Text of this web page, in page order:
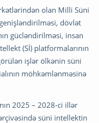
olan Milli Süni
dövlət
gücləndirilməsi, insan
(Sİ) platformalarının
işlər ölkənin süni
möhkəmlənməsinə
2025 – 2028-ci illər
süni intellektin